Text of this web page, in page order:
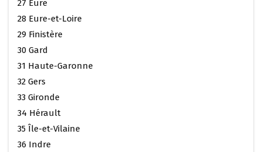
27 Eure
28 Eure-et-Loire
29 Finistère
30 Gard
31 Haute-Garonne
32 Gers
33 Gironde
34 Hérault
35 Île-et-Vilaine
36 Indre